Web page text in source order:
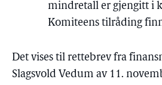
mindretall er gjengitt i
Komiteens tilråding
Det vises til rettebrev fra
Slagsvold Vedum av 11.